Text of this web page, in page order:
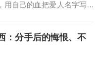
用自己的血把爱人名字写下
己的心愿，就是想来生再爱
：分手后的悔恨、不